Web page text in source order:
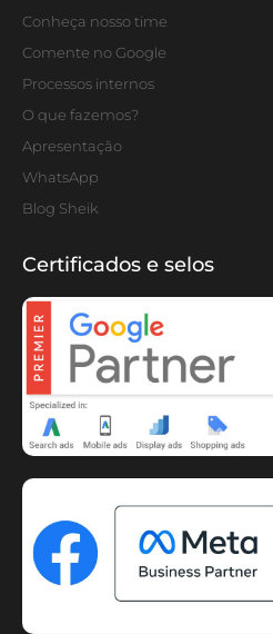
Conheça nosso time
Comente no Google
Processos internos
O que fazemos?
Apresentação
WhatsApp
Blog Sheik
Certificados e selos